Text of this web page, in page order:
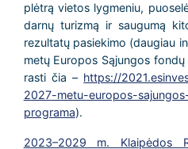
plėtrą vietos lygmeniu,
darnų turizmą ir saugumą
rezultatų pasiekimo (daugiau
metų Europos Sąjungos
rasti čia – https://
2027-metu-europos-
programa).
2023–2029 m. Klaipėdos